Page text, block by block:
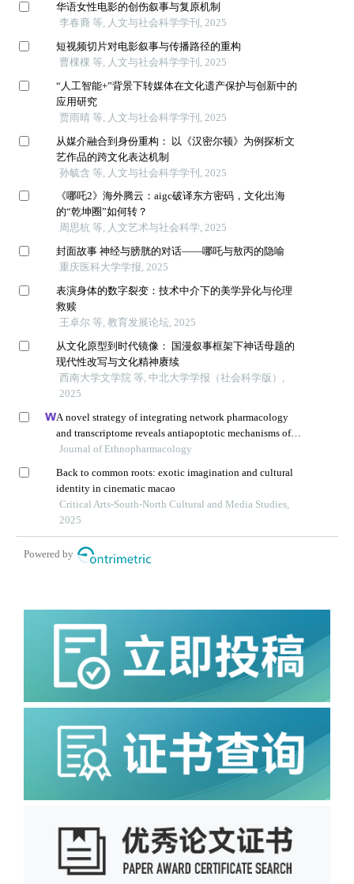
华语女性电影的创伤叙事与复原机制
李春裔 等, 人文与社会科学学刊, 2025
短视频切片对电影叙事与传播路径的重构
曹棵棵 等, 人文与社会科学学刊, 2025
“人工智能+”背景下转媒体在文化遗产保护与创新中的
应用研究
贾雨晴 等, 人文与社会科学学刊, 2025
从媒介融合到身份重构： 以《汉密尔顿》为例探析文
艺作品的跨文化表达机制
孙毓含 等, 人文与社会科学学刊, 2025
《哪吒2》海外腾云：aigc破译东方密码，文化出海
的“乾坤圈”如何转？
周思杭 等, 人文艺术与社会科学, 2025
封面故事 神经与膀胱的对话——哪吒与敖丙的隐喻
重庆医科大学学报, 2025
表演身体的数字裂变：技术中介下的美学异化与伦理
救赎
王卓尔 等, 教育发展论坛, 2025
从文化原型到时代镜像： 国漫叙事框架下神话母题的
现代性改写与文化精神赓续
西南大学文学院 等, 中北大学学报（社会科学版）,
2025
A novel strategy of integrating network pharmacology
and transcriptome reveals antiapoptotic mechanisms of
buyang huanwu decoction in treating intracerebral
Journal of Ethnopharmacology
Back to common roots: exotic imagination and cultural
identity in cinematic macao
Critical Arts-South-North Cultural and Media Studies,
2025
Powered by